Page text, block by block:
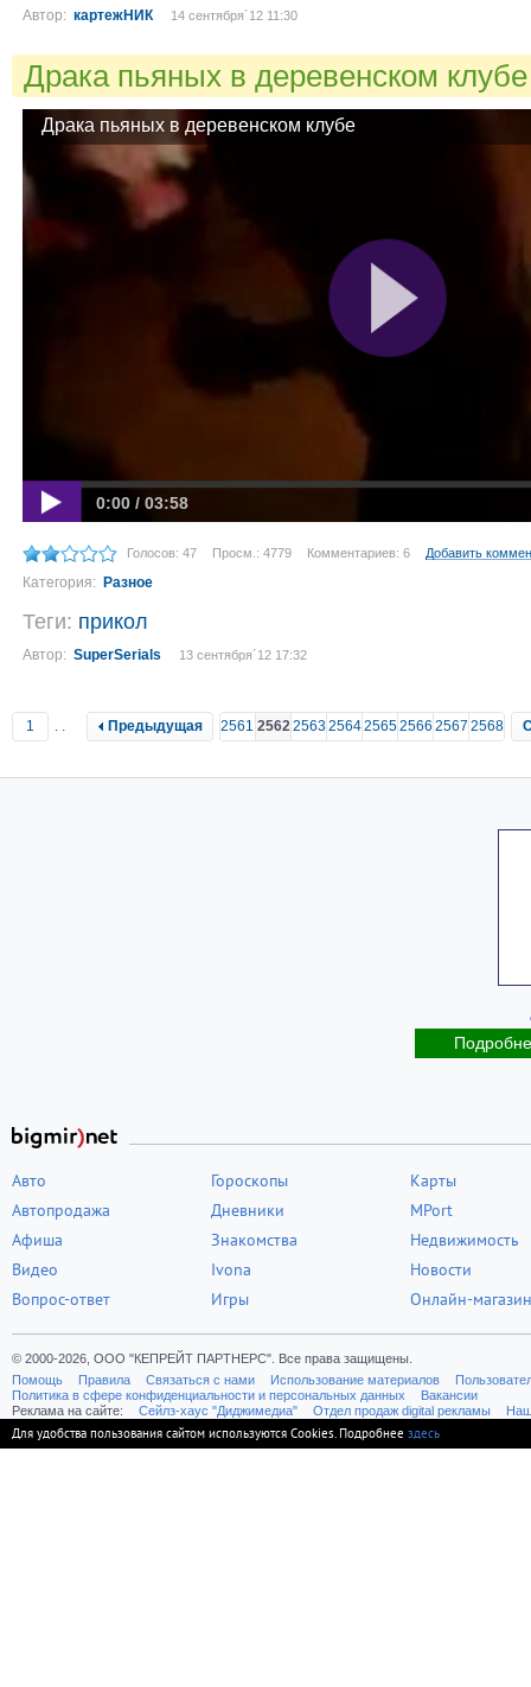
Автор: картежНИК 14 сентября´12 11:30
Драка пьяных в деревенском
Драка пьяных в деревенском клубе
0:00 / 03:58
Голосов: 47 Просм.: 4779 Комментариев: 6 Добавить
Категория: Разное
Теги: прикол
Автор: SuperSerials 13 сентября´12 17:32
1 .. Предыдущая 2561 25622563256425652566 2567 2568
Авто
Автопродажа
Афиша
Видео
Вопрос-ответ
Гороскопы
Дневники
Знакомства
Ivona
Игры
Карты
MPort
Недвижимость
Новости
Онлайн-магазин
© 2000-2026, ООО "КЕПРЕЙТ ПАРТНЕРС". Все права защищены.
Помощь
Правила Связаться с нами Использование материалов
Политика в сфере конфиденциальности и персональных данных
Вакансии
Реклама на сайте:
Cейлз-хаус "Диджимедиа" Отдел продаж digital рекламы
Для удобства пользования сайтом используются Cookies. Подробнее здесь